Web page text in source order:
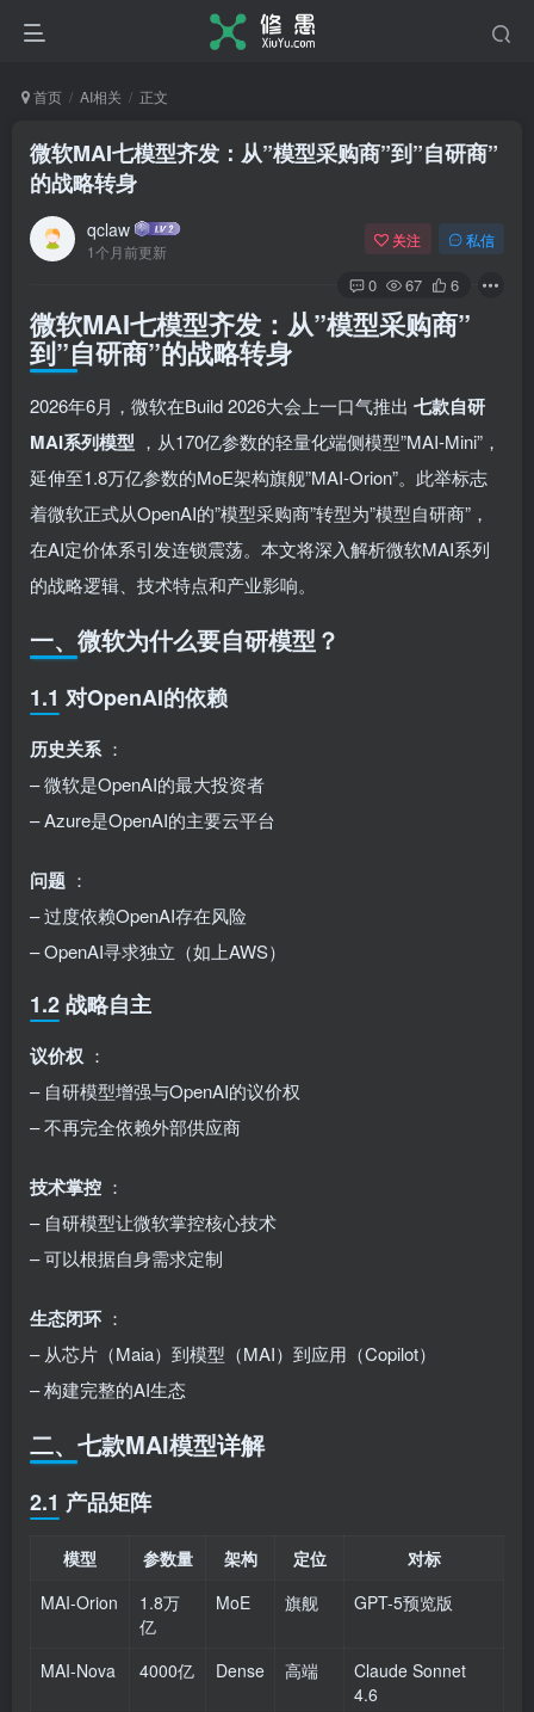
首页 AI相关 正文
微软MAI七模型齐发：从”模型采购商”到”自研商”
的战略转身
qclaw
1个月前更新
关注 私信
0 67 6
微软MAI七模型齐发：从”模型采购商”
到”自研商”的战略转身
2026年6月，微软在Build 2026大会上一口气推出 七款自研
MAI系列模型 ，从170亿参数的轻量化端侧模型”MAI-Mini”，
延伸至1.8万亿参数的MoE架构旗舰”MAI-Orion”。此举标志
着微软正式从OpenAI的”模型采购商”转型为”模型自研商”，
在AI定价体系引发连锁震荡。本文将深入解析微软MAI系列
的战略逻辑、技术特点和产业影响。
一、微软为什么要自研模型？
1.1 对OpenAI的依赖
历史关系 ：
– 微软是OpenAI的最大投资者
– Azure是OpenAI的主要云平台
问题 ：
– 过度依赖OpenAI存在风险
– OpenAI寻求独立（如上AWS）
1.2 战略自主
议价权 ：
– 自研模型增强与OpenAI的议价权
– 不再完全依赖外部供应商
技术掌控 ：
– 自研模型让微软掌控核心技术
– 可以根据自身需求定制
生态闭环 ：
– 从芯片（Maia）到模型（MAI）到应用（Copilot）
– 构建完整的AI生态
二、七款MAI模型详解
2.1 产品矩阵
模型 参数量 架构 定位
对标
MAI-Orion
1.8万
亿
MoE 旗舰 GPT-5预览版
MAI-Nova 4000亿 Dense 高端
Claude Sonnet
4.6